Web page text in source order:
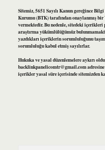
Sitemiz, 5651 Sayılı Kanun gereğince
Kurumu (BTK) tarafından onaylanmış bir
vermektedir. Bu nedenle, sitedeki
araştırma yükümlülüğümüz
yazdıkları içeriklerin sorumluluğunu
sorumluluğu kabul etmiş sayılırlar.
Hukuka ve yasal düzenlemelere aykırı
backlinkpanelicomtr@gmail.com
içerikler yasal süre içerisinde sitemizden